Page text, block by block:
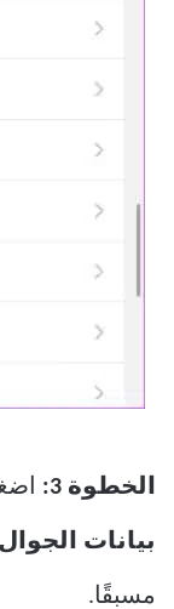
الخطوة 3:
بيانات
مسبقًا.